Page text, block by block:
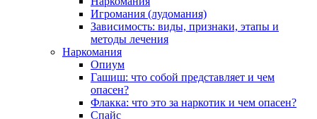
Игромания (лудомания)
Зависимость: виды, признаки, этапы и
методы лечения
Наркомания
Опиум
Гашиш: что собой представляет и чем
опасен?
Флакка: что это за наркотик и чем опасен?
Спайс